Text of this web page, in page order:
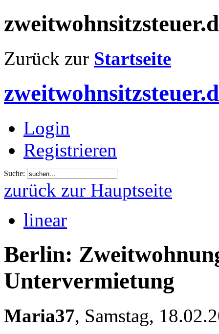
Zurück zur Startseite
Login
Registrieren
Suche:
zurück zur Hauptseite
linear
Berlin:
Untervermietung
Maria37, Samstag,